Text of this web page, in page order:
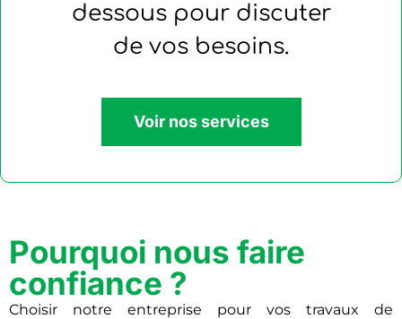
dessous pour discuter
de vos besoins.
Voir nos services
Pourquoi nous faire
confiance ?
Choisir notre entreprise pour vos travaux de